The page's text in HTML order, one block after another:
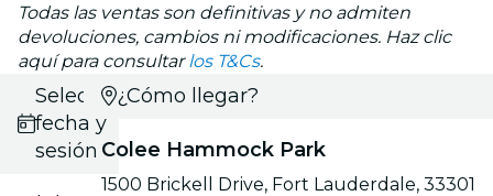
Todas las ventas son definitivas y no admiten
devoluciones, cambios ni modificaciones. Haz clic
aquí para consultar los T&Cs.
Selecciona
fecha y
sesión
¿Cómo llegar?
Colee Hammock Park
1500 Brickell Drive, Fort Lauderdale, 33301